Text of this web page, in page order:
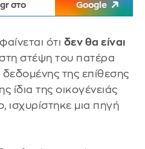
στο Google
ότι δεν θα είναι
στέψη του πατέρα
δεδομένης της επίθεσης
ίδια της οικογένειάς
ισχυρίστηκε μια πηγή